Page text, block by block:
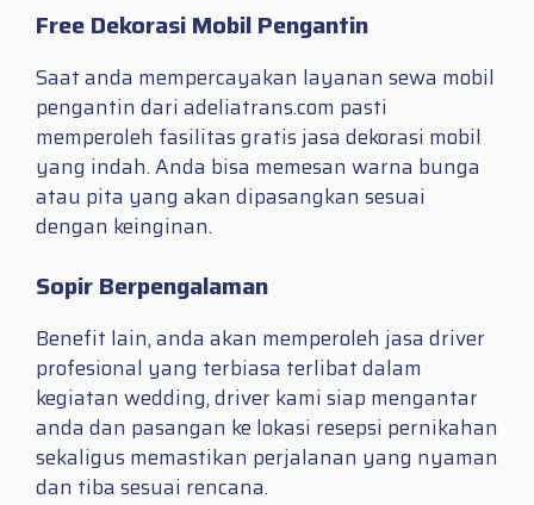
Free Dekorasi Mobil Pengantin
Saat anda mempercayakan layanan sewa mobil
pengantin dari adeliatrans.com pasti
memperoleh fasilitas gratis jasa dekorasi mobil
yang indah. Anda bisa memesan warna bunga
atau pita yang akan dipasangkan sesuai
dengan keinginan.
Sopir Berpengalaman
Benefit lain, anda akan memperoleh jasa driver
profesional yang terbiasa terlibat dalam
kegiatan wedding, driver kami siap mengantar
anda dan pasangan ke lokasi resepsi pernikahan
sekaligus memastikan perjalanan yang nyaman
dan tiba sesuai rencana.